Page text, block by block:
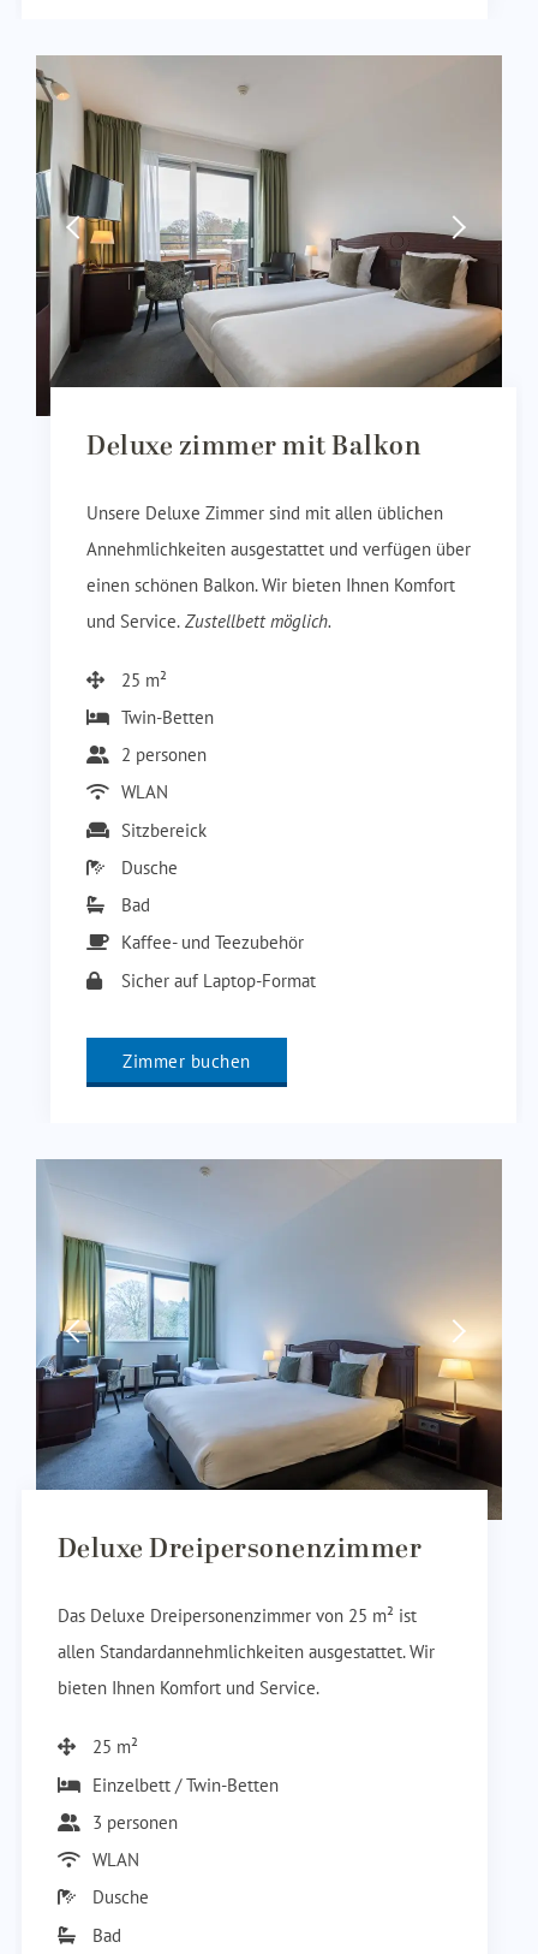
Deluxe zimmer mit Balkon
Unsere Deluxe Zimmer sind mit allen üblichen
Annehmlichkeiten ausgestattet und verfügen über
einen schönen Balkon. Wir bieten Ihnen Komfort
und Service. Zustellbett möglich.
25 m²
Twin-Betten
2 personen
WLAN
Sitzbereick
Dusche
Bad
Kaffee- und Teezubehör
Sicher auf Laptop-Format
Zimmer buchen
Deluxe Dreipersonenzimmer
Das Deluxe Dreipersonenzimmer von 25 m² ist
allen Standardannehmlichkeiten ausgestattet. Wir
bieten Ihnen Komfort und Service.
25 m²
Einzelbett / Twin-Betten
3 personen
WLAN
Dusche
Bad